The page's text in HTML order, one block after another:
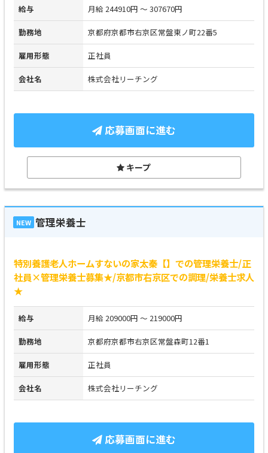
給与 月給 244910円 ～ 307670円
勤務地 京都府京都市右京区常盤東ノ町22番5
雇用形態 正社員
会社名 株式会社リーチング
応募画面に進む
キープ
NEW 管理栄養士
特別養護老人ホームすないの家太秦【】での管理栄養士/正
社員×管理栄養士募集★/京都市右京区での調理/栄養士求人
★
給与 月給 209000円 ～ 219000円
勤務地 京都府京都市右京区常盤森町12番1
雇用形態 正社員
会社名 株式会社リーチング
応募画面に進む